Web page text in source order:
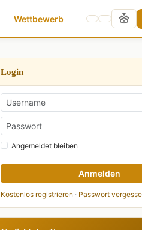
Wettbewerb
Login
Angemeldet bleiben
Anmelden
Kostenlos registrieren · Passwort